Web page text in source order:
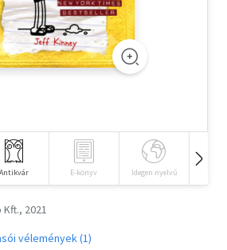
Antikvár E-könyv Idegen nyelvű
2021
vélemények (1)